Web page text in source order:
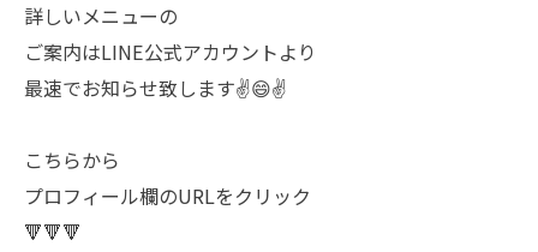
詳しいメニューの
ご案内はLINE公式アカウントより
最速でお知らせ致します✌️😄✌️
こちらから
プロフィール欄のURLをクリック
🔻🔻🔻